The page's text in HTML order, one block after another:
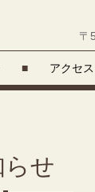
〒
■ アクセス
らせ